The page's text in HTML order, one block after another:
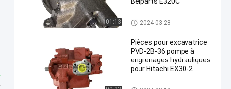
01:13 Gear Pompe hydraulique
2024-03-28
Pièces pour excavatrice
PVD-2B-36 pompe à
engrenages hydrauliques
pour Hitachi EX30-2
Gear Pompe hydraulique